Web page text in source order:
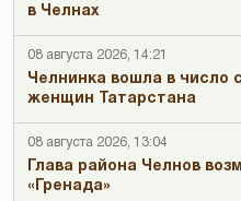
в Челнах
08 августа 2026, 14:21
Челнинка вошла в число
женщин Татарстана
08 августа 2026, 13:04
Глава района Челнов
«Гренада»